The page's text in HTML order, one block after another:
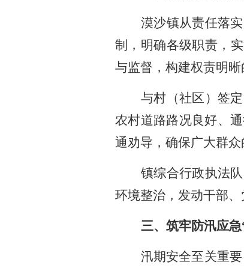
漠沙镇从责任落
制，明确各级职责，
与监督，构建权责明晰
与村（社区）签
农村道路路况良好、
通劝导，确保广大群众
镇综合行政执法
环境整治，发动干部
三、筑牢防汛应急
汛期安全至关重